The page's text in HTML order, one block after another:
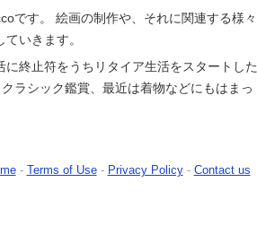
です。 絵画の制作や、それに関連する様々
いきます。
に終止符をうちリタイア生活をスタートした
ラシック鑑賞、最近は着物などにもはまっ
- Terms of Use- Privacy Policy- Contact us